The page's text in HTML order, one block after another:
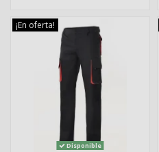
¡En oferta!
Disponible